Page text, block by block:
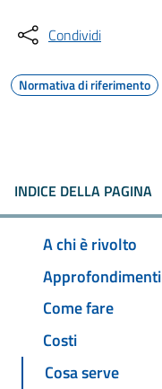
Condividi
Normativa di riferimento
INDICE DELLA PAGINA
A chi è rivolto
Approfondimenti
Come fare
Costi
Cosa serve